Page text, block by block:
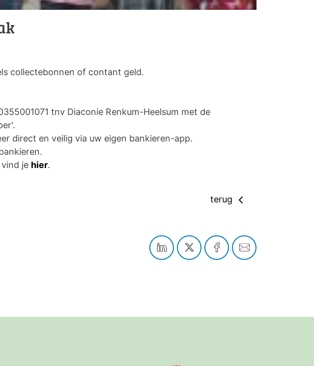
collectebonnen of contant geld.
tnv Diaconie Renkum-Heelsum met de
direct en veilig via uw eigen bankieren-app.
je hier.
terug